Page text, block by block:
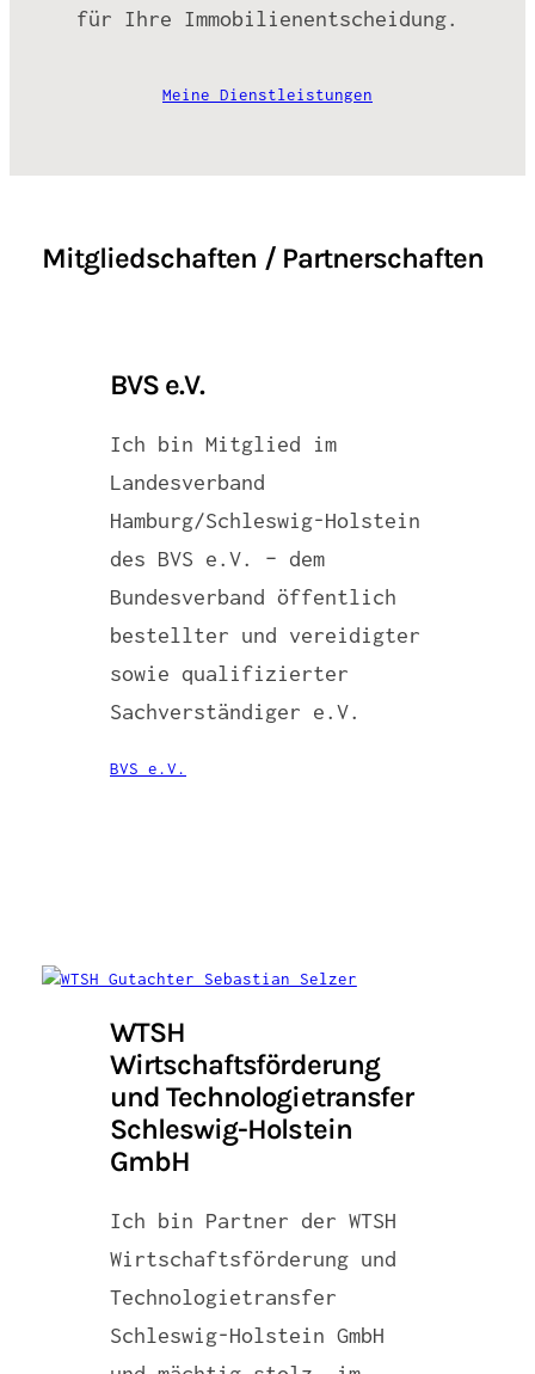
für Ihre Immobilienentscheidung.
Meine Dienstleistungen
Mitgliedschaften / Partnerschaften
BVS e.V.
Ich bin Mitglied im
Landesverband
Hamburg/Schleswig-Holstein
des BVS e.V. – dem
Bundesverband öffentlich
bestellter und vereidigter
sowie qualifizierter
Sachverständiger e.V.
BVS e.V.
WTSH
Wirtschaftsförderung
und Technologietransfer
Schleswig-Holstein
GmbH
Ich bin Partner der WTSH
Wirtschaftsförderung und
Technologietransfer
Schleswig-Holstein GmbH